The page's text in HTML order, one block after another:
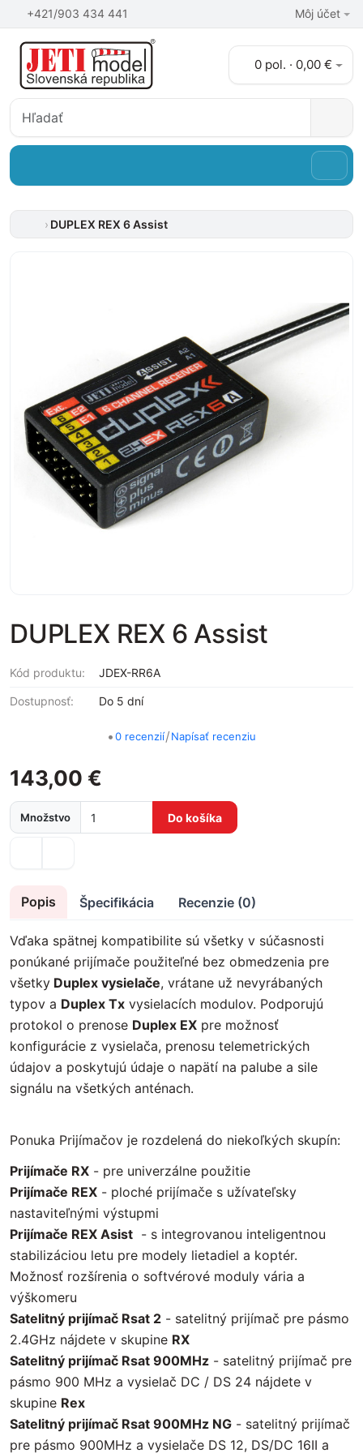
+421/903 434 441 Môj účet
0 pol. · 0,00 €
DUPLEX REX 6 Assist
DUPLEX REX 6 Assist
Kód produktu: JDEX-RR6A
Dostupnosť: Do 5 dní
•0 recenzií/Napísať recenziu
143,00 €
Množstvo Do košíka
Popis Špecifikácia Recenzie (0)
Vďaka spätnej kompatibilite sú všetky v súčasnosti
ponúkané prijímače použiteľné bez obmedzenia pre
všetky Duplex vysielače, vrátane už nevyrábaných
typov a Duplex Tx vysielacích modulov. Podporujú
protokol o prenose Duplex EX pre možnosť
konfigurácie z vysielača, prenosu telemetrických
údajov a poskytujú údaje o napätí na palube a sile
signálu na všetkých anténach.
Ponuka Prijímačov je rozdelená do niekoľkých skupín:
Prijímače RX - pre univerzálne použitie
Prijímače REX - ploché prijímače s užívateľsky
nastaviteľnými výstupmi
Prijímače REX Asist - s integrovanou inteligentnou
stabilizáciou letu pre modely lietadiel a koptér.
Možnosť rozšírenia o softvérové moduly vária a
výškomeru
Satelitný prijímač Rsat 2 - satelitný prijímač pre pásmo
2.4GHz nájdete v skupine RX
Satelitný prijímač Rsat 900MHz - satelitný prijímač pre
pásmo 900 MHz a vysielač DC / DS 24 nájdete v
skupine Rex
Satelitný prijímač Rsat 900MHz NG - satelitný prijímač
pre pásmo 900MHz a vysielače DS 12, DS/DC 16II a